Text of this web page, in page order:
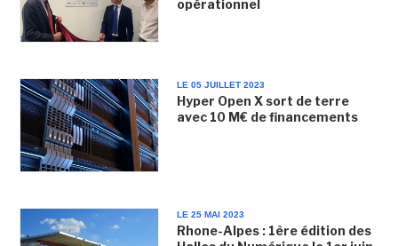
opérationnel
LE 05 JUILLET 2023
Hyper Open X sort de terre
avec 10 M€ de financements
LE 25 MAI 2023
Rhone-Alpes : 1ère édition des